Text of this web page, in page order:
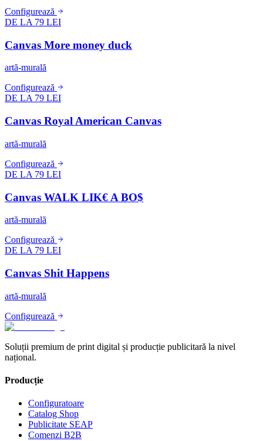
Configurează
DE LA 79 LEI
Canvas More money duck
artă-murală
Configurează
DE LA 79 LEI
Canvas Royal American Canvas
artă-murală
Configurează
DE LA 79 LEI
Canvas WALK LIK€ A BO$
artă-murală
Configurează
DE LA 79 LEI
Canvas Shit Happens
artă-murală
Configurează
Soluții premium de print digital și producție publicitară la nivel
național.
Producție
Configuratoare
Catalog Shop
Publicitate SEAP
Comenzi B2B